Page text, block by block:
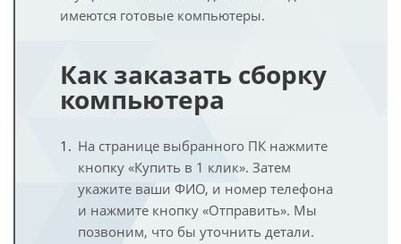
имеются готовые компьютеры.
Как заказать сборку
компьютера
На странице выбранного ПК нажмите
кнопку «Купить в 1 клик». Затем
укажите ваши ФИО, и номер телефона
и нажмите кнопку «Отправить». Мы
позвоним, что бы уточнить детали.